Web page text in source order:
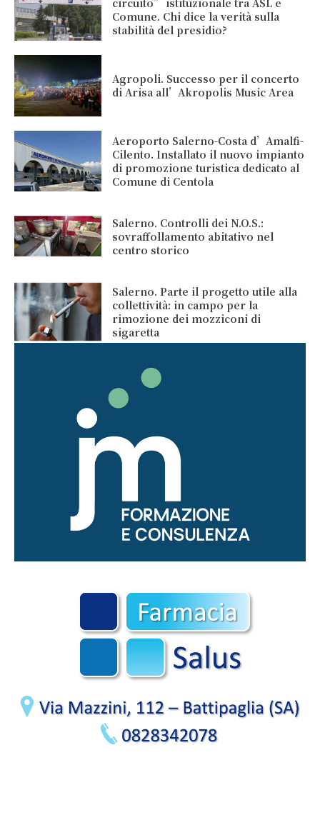
circuito” istituzionale tra ASL e
Comune. Chi dice la verità sulla
stabilità del presidio?
Agropoli. Successo per il concerto
di Arisa all’Akropolis Music Area
Aeroporto Salerno-Costa d’Amalfi-
Cilento. Installato il nuovo impianto
di promozione turistica dedicato al
Comune di Centola
Salerno. Controlli dei N.O.S.:
sovraffollamento abitativo nel
centro storico
Salerno. Parte il progetto utile alla
collettività: in campo per la
rimozione dei mozziconi di
sigaretta